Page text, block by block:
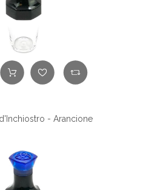
- Arancione